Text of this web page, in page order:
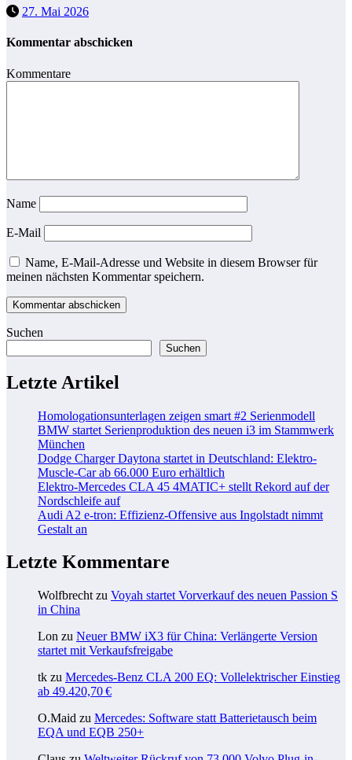
27. Mai 2026
Kommentar abschicken
Kommentare
Name
E-Mail
Name, E-Mail-Adresse und Website in diesem Browser für
meinen nächsten Kommentar speichern.
Suchen
Suchen
Letzte Artikel
Homologationsunterlagen zeigen smart #2 Serienmodell
BMW startet Serienproduktion des neuen i3 im Stammwerk
München
Dodge Charger Daytona startet in Deutschland: Elektro-
Muscle-Car ab 66.000 Euro erhältlich
Elektro-Mercedes CLA 45 4MATIC+ stellt Rekord auf der
Nordschleife auf
Audi A2 e-tron: Effizienz-Offensive aus Ingolstadt nimmt
Gestalt an
Letzte Kommentare
Wolfbrecht zu Voyah startet Vorverkauf des neuen Passion S
in China
Lon zu Neuer BMW iX3 für China: Verlängerte Version
startet mit Verkaufsfreigabe
tk zu Mercedes-Benz CLA 200 EQ: Vollelektrischer Einstieg
ab 49.420,70 €
O.Maid zu Mercedes: Software statt Batterietausch beim
EQA und EQB 250+